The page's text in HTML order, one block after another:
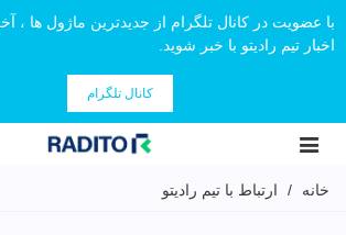
با عضویت در کانال تلگرام از جدیدترین ماژول ها ،
اخبار تیم رادیتو با خبر شوید.
کانال تلگرام
خانه / ارتباط با تیم رادیتو